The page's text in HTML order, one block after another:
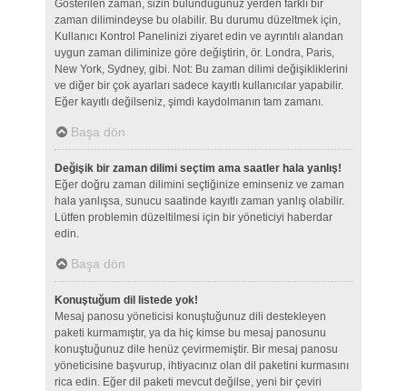
Gösterilen zaman, sizin bulunduğunuz yerden farklı bir
zaman dilimindeyse bu olabilir. Bu durumu düzeltmek için,
Kullanıcı Kontrol Panelinizi ziyaret edin ve ayrıntılı alandan
uygun zaman diliminize göre değiştirin, ör. Londra, Paris,
New York, Sydney, gibi. Not: Bu zaman dilimi değişikliklerini
ve diğer bir çok ayarları sadece kayıtlı kullanıcılar yapabilir.
Eğer kayıtlı değilseniz, şimdi kaydolmanın tam zamanı.
Başa dön
Değişik bir zaman dilimi seçtim ama saatler hala yanlış!
Eğer doğru zaman dilimini seçtiğinize eminseniz ve zaman
hala yanlışsa, sunucu saatinde kayıtlı zaman yanlış olabilir.
Lütfen problemin düzeltilmesi için bir yöneticiyi haberdar
edin.
Başa dön
Konuştuğum dil listede yok!
Mesaj panosu yöneticisi konuştuğunuz dili destekleyen
paketi kurmamıştır, ya da hiç kimse bu mesaj panosunu
konuştuğunuz dile henüz çevirmemiştir. Bir mesaj panosu
yöneticisine başvurup, ihtiyacınız olan dil paketini kurmasını
rica edin. Eğer dil paketi mevcut değilse, yeni bir çeviri